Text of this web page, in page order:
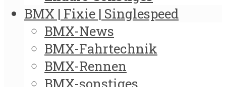
BMX | Fixie | Singlespeed
BMX-News
BMX-Fahrtechnik
BMX-Rennen
BMX-sonstiges